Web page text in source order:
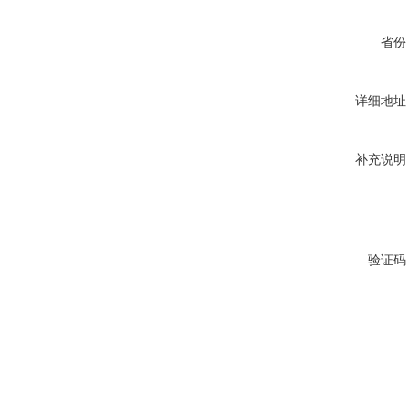
省份
详细地址
补充说明
验证码